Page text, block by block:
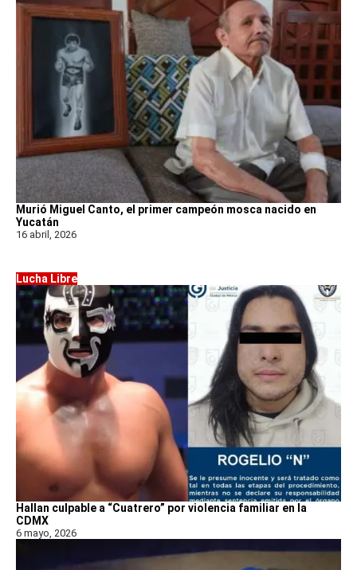
Murió Miguel Canto, el primer campeón mosca nacido en
Yucatán
16 abril, 2026
Lucha Libre
Hallan culpable a “Cuatrero” por violencia familiar en la
CDMX
6 mayo, 2026